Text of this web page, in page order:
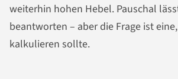
weiterhin hohen Hebel. Pauschal
beantworten – aber die Frage ist
kalkulieren sollte.